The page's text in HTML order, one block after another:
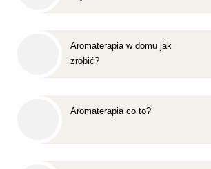
Aromaterapia w domu jak
zrobić?
Aromaterapia co to?